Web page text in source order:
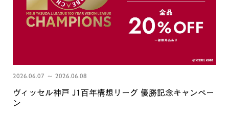
2026.06.07 ～ 2026.06.08
ヴィッセル神戸 J1百年構想リーグ 優勝記念キャンペー
ン